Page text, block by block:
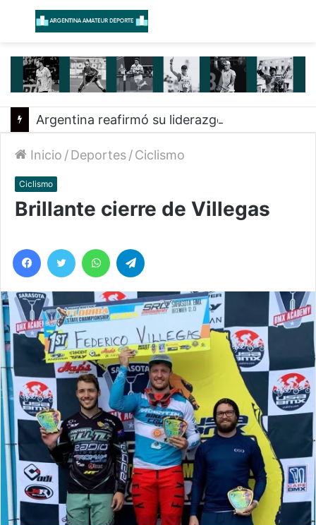
Menú
Inicio /Deportes/Ciclismo
Ciclismo
Brillante cierre de Villegas
Facebook
Twitter WhatsApp